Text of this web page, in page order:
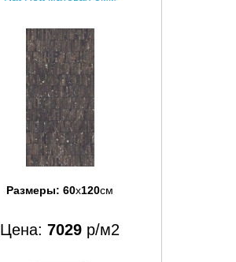
Размеры: 60x120см
Цена: 7029 р/м2